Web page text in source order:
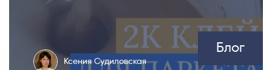
Ксения Судиловская
Блог